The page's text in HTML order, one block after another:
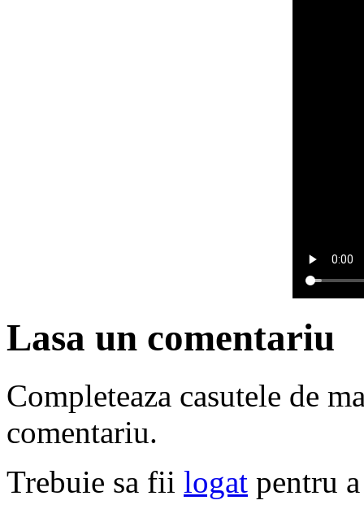
Lasa un comentariu
Completeaza casutele de
comentariu.
Trebuie sa fii logat pentru